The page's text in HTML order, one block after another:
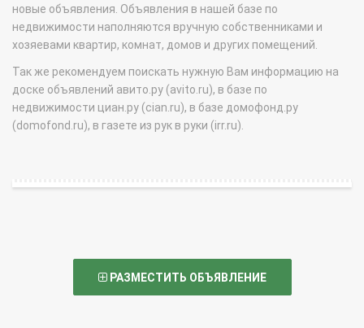
новые объявления. Объявления в нашей базе по
недвижимости наполняются вручную собственниками и
хозяевами квартир, комнат, домов и других помещений.
Так же рекомендуем поискать нужную Вам информацию на
доске объявлений авито.ру (avito.ru), в базе по
недвижимости циан.ру (cian.ru), в базе домофонд.ру
(domofond.ru), в газете из рук в руки (irr.ru).
РАЗМЕСТИТЬ ОБЪЯВЛЕНИЕ